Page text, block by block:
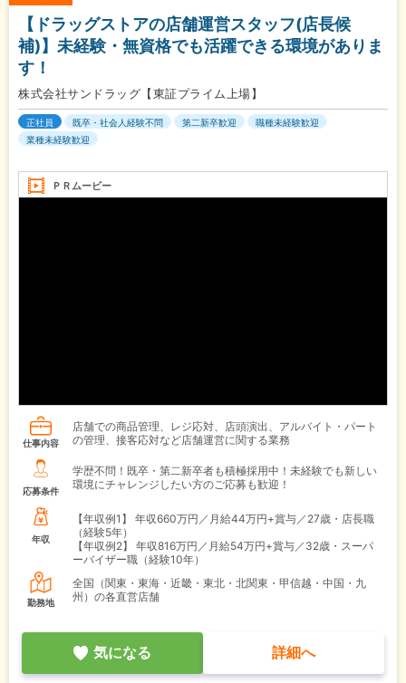
【ドラッグストアの店舗運営スタッフ(店長候
補)】未経験・無資格でも活躍できる環境がありま
す！
株式会社サンドラッグ【東証プライム上場】
正社員 既卒・社会人経験不問 第二新卒歓迎
職種未経験歓迎
業種未経験歓迎
ＰＲムービー
仕事内容
店舗での商品管理、レジ応対、店頭演出、アルバイト・パート
の管理、接客応対など店舗運営に関する業務
応募条件
学歴不問！既卒・第二新卒者も積極採用中！未経験でも新しい
環境にチャレンジしたい方のご応募も歓迎！
年収
【年収例1】
年収660万円／月給44万円+賞与／27歳・店長職
（経験5年）
【年収例2】
年収816万円／月給54万円+賞与／32歳・スーパ
ーバイザー職（経験10年）
勤務地
全国（関東・東海・近畿・東北・北関東・甲信越・中国・九
州）の各直営店舗
気になる 詳細へ